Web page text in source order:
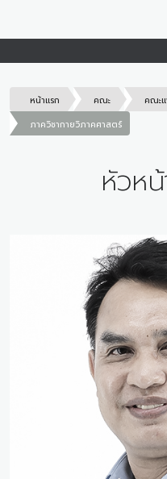
หน้าแรก คณะ คณะ
ภาควิชากายวิภาคศาสตร์
หัวห